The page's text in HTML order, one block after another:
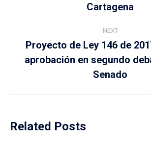
post:
Cartagena
NEXT
Next
post:
Proyecto de Ley 146 de
aprobación en segundo
Senado
Related Posts